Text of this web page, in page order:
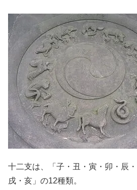
十二支は、「子・丑・寅・卯・辰
戌・亥」の12種類。